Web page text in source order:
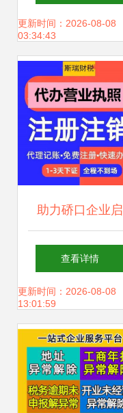
庆记账报税
更新时间：2026-08-08
03:34:43
助力硚口企业启
航，专业公司注册
与代理记账服务
查看详情
更新时间：2026-08-08
13:01:59